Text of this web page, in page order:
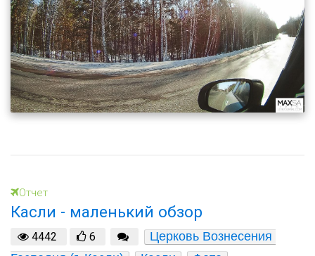
Отчет
Касли - маленький обзор
4442 6
Церковь Вознесения